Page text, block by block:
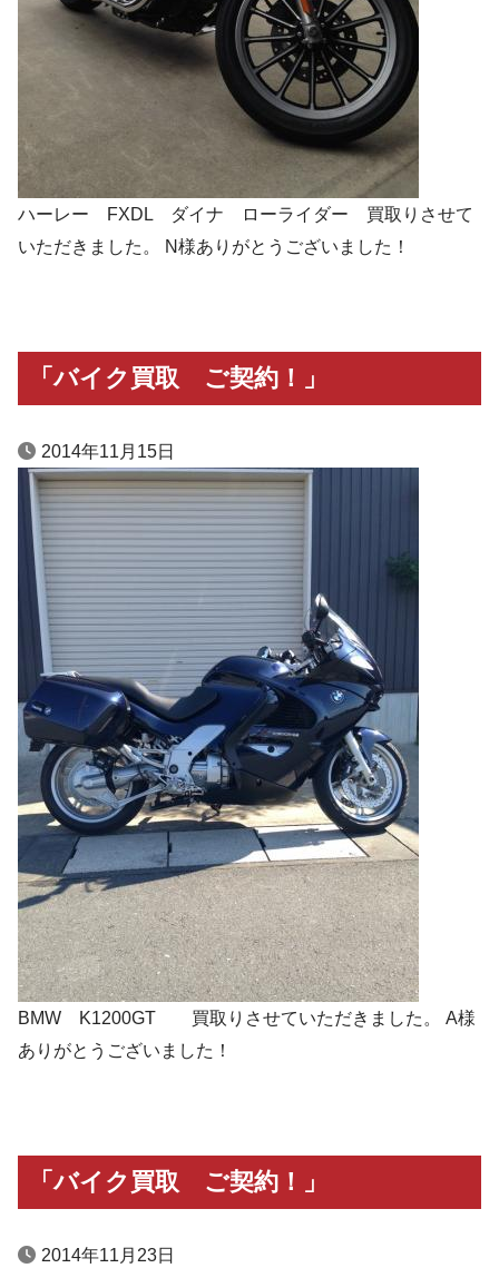
ハーレー FXDL ダイナ ローライダー 買取りさせて
いただきました。 N様ありがとうございました！
「バイク買取 ご契約！」
2014年11月15日
BMW K1200GT 買取りさせていただきました。 A様
ありがとうございました！
「バイク買取 ご契約！」
2014年11月23日